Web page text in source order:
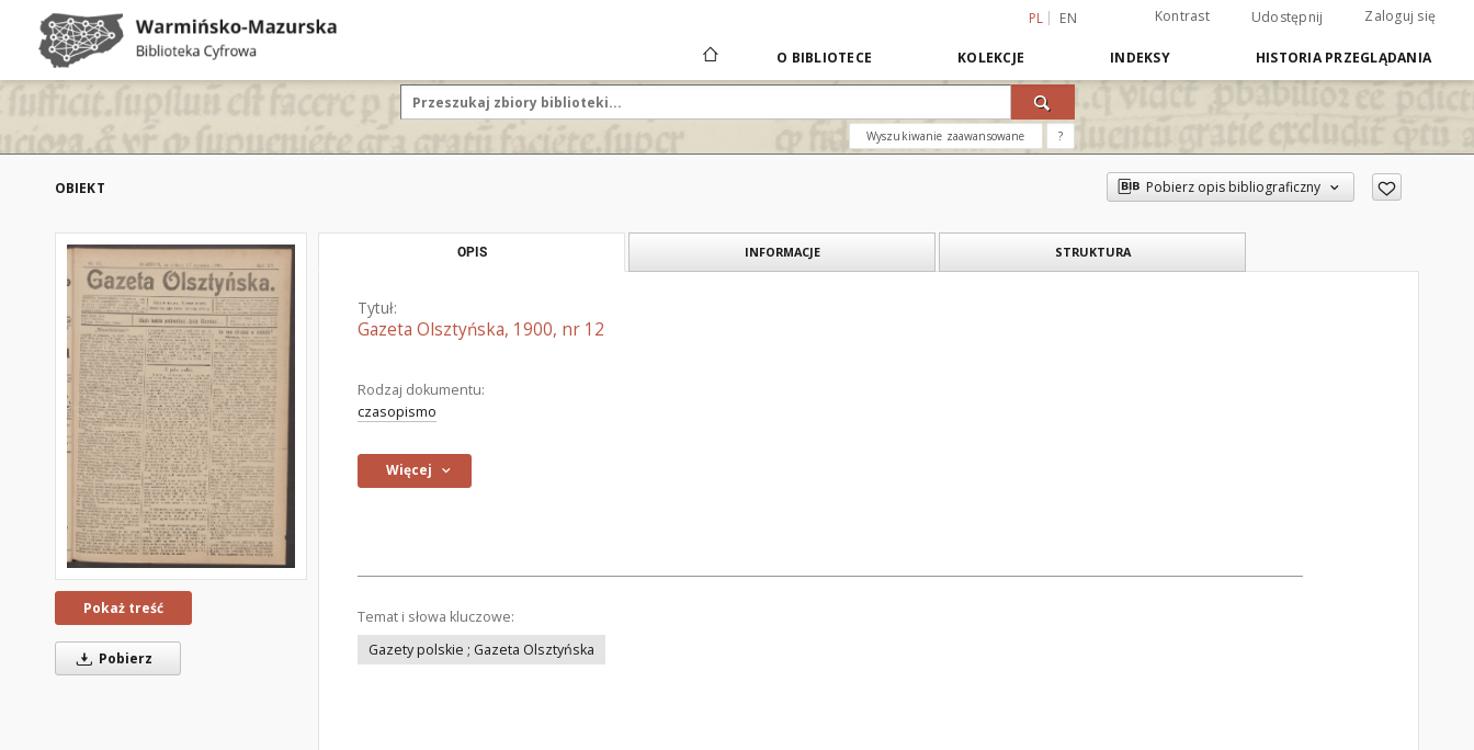
PL EN Kontrast Udostępnij Zaloguj się
O BIBLIOTECE KOLEKCJE INDEKSY HISTORIA PRZEGLĄDANIA
Wyszukiwanie zaawansowane ?
OBIEKT Pobierz opis bibliograficzny
Pokaż treść
Pobierz
OPIS INFORMACJE STRUKTURA
Tytuł:
Gazeta Olsztyńska, 1900, nr 12
Rodzaj dokumentu:
czasopismo
Więcej
Temat i słowa kluczowe:
Gazety polskie ; Gazeta Olsztyńska